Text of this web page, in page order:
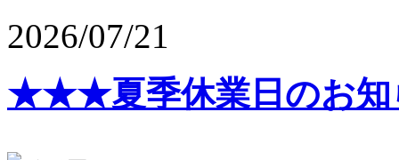
2026/07/21
★★★夏季休業日のお